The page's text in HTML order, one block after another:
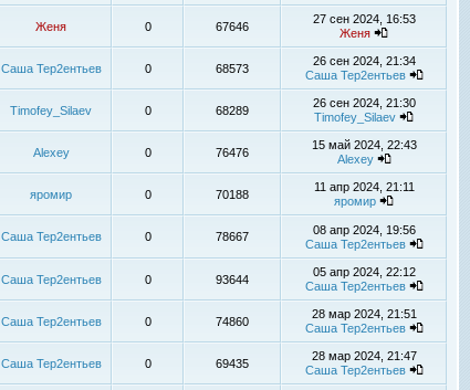
Женя 0 67646
27 сен 2024, 16:53
Женя
Саша Тер2ентьев 0 68573
26 сен 2024, 21:34
Саша Тер2ентьев
Timofey_Silaev 0 68289
26 сен 2024, 21:30
Timofey_Silaev
Alexey 0 76476
15 май 2024, 22:43
Alexey
яромир 0 70188
11 апр 2024, 21:11
яромир
Саша Тер2ентьев 0 78667
08 апр 2024, 19:56
Саша Тер2ентьев
Саша Тер2ентьев 0 93644
05 апр 2024, 22:12
Саша Тер2ентьев
Саша Тер2ентьев 0 74860
28 мар 2024, 21:51
Саша Тер2ентьев
Саша Тер2ентьев 0 69435
28 мар 2024, 21:47
Саша Тер2ентьев